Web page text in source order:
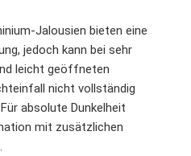
Jalousien bieten eine
jedoch kann bei sehr
leicht geöffneten
nicht vollständig
absolute Dunkelheit
mit zusätzlichen